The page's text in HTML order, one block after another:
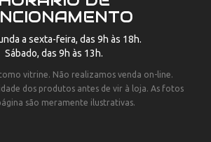
a sexta-feira, das 9h às 18h.
Sábado, das 9h às 13h.
vitrine. Não realizamos venda on-line.
dos produtos antes de vir à loja. As fotos
são meramente ilustrativas.